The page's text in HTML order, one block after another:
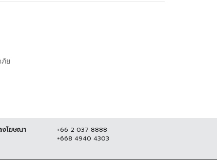
ย
โฆษณา
+66 2 037 8888
+668 4940 4303